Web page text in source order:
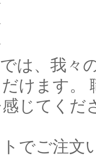
は、我々
けます。
じてくだ
トでご注